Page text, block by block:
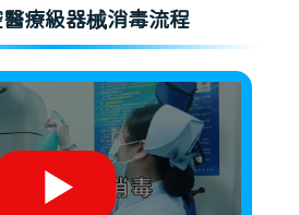
療級器械消毒流程